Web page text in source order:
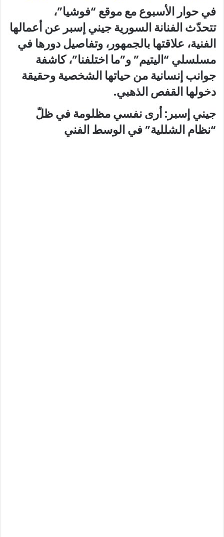
في حوار الأسبوع مع موقع “فوشيا”،
تتحدّث الفنانة السورية جيني إسبر عن أعمالها
الفنية، علاقتها بالجمهور، وتفاصيل دورها في
مسلسلي “اليتيم” و”ما اختلفنا”، كاشفة
جوانب إنسانية من حياتها الشخصية وحقيقة
دخولها القفص الذهبي.
جيني إسبر: أرى نفسي مظلومة في ظلّ
“نظام الشللية” في الوسط الفني